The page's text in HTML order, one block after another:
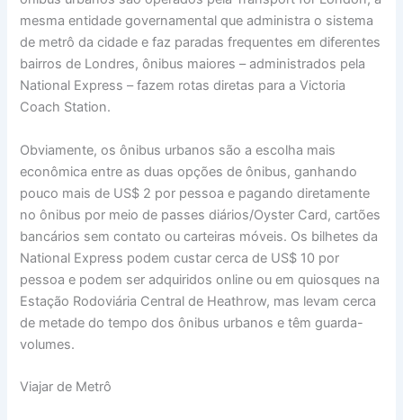
mesma entidade governamental que administra o sistema
de metrô da cidade e faz paradas frequentes em diferentes
bairros de Londres, ônibus maiores – administrados pela
National Express – fazem rotas diretas para a Victoria
Coach Station.
Obviamente, os ônibus urbanos são a escolha mais
econômica entre as duas opções de ônibus, ganhando
pouco mais de US$ 2 por pessoa e pagando diretamente
no ônibus por meio de passes diários/Oyster Card, cartões
bancários sem contato ou carteiras móveis. Os bilhetes da
National Express podem custar cerca de US$ 10 por
pessoa e podem ser adquiridos online ou em quiosques na
Estação Rodoviária Central de Heathrow, mas levam cerca
de metade do tempo dos ônibus urbanos e têm guarda-
volumes.
Viajar de Metrô